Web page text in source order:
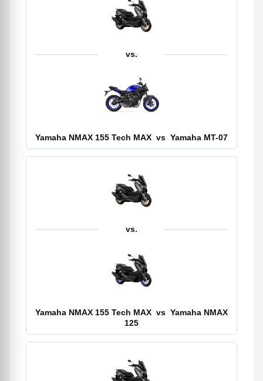
vs.
Yamaha NMAX 155 Tech MAX vs Yamaha MT-07
vs.
Yamaha NMAX 155 Tech MAX vs Yamaha NMAX
125